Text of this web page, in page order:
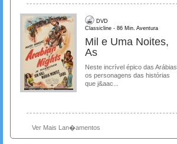
DVD
Classicline - 86 Min. Aventura
Mil e Uma Noites,
As
Neste incrível épico das Arábias,
os personagens das histórias
que j&aac...
Ver Mais Lan�amentos